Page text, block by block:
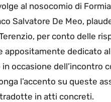
al nosocomio di
Salvatore De Meo,
per conto delle
dedicato
occasione dell’incontro
l’accento su queste
in atti concreti.